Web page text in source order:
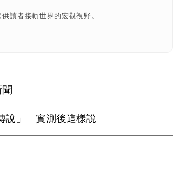
讀者接軌世界的宏觀視野。
說」 實測後這樣說